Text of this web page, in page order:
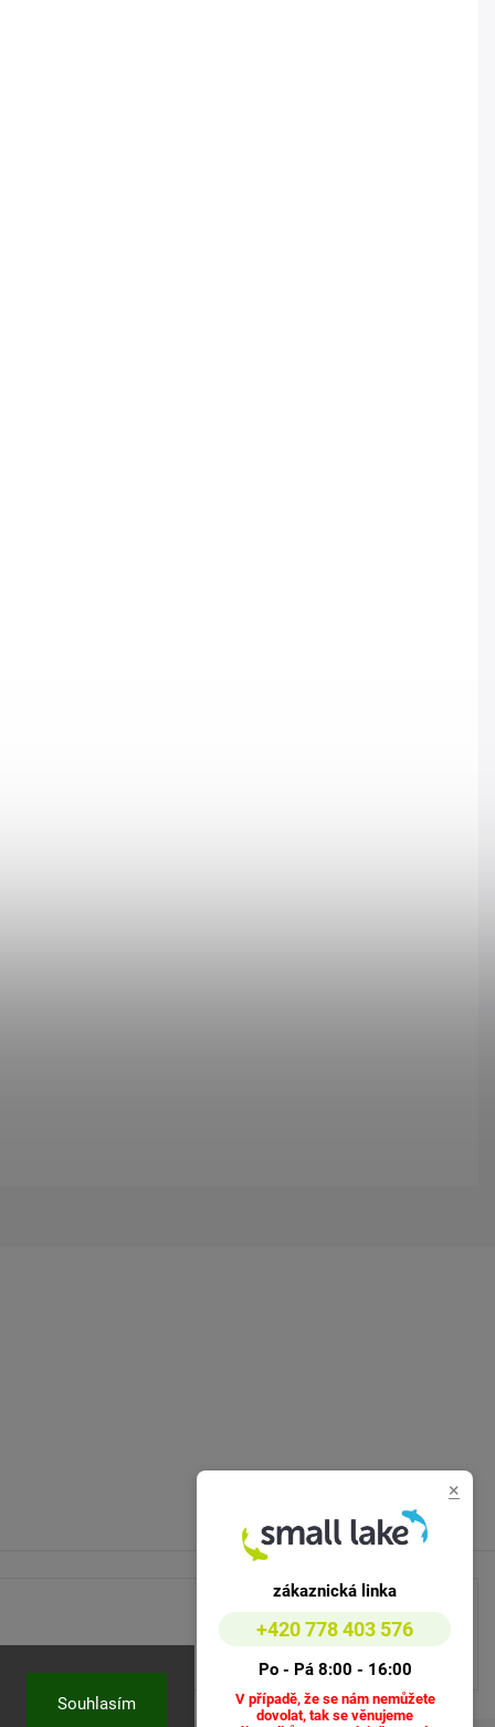
Souhlasím
×
zákaznická linka
+420 778 403 576
Po - Pá 8:00 - 16:00
V případě, že se nám nemůžete
dovolat, tak se věnujeme